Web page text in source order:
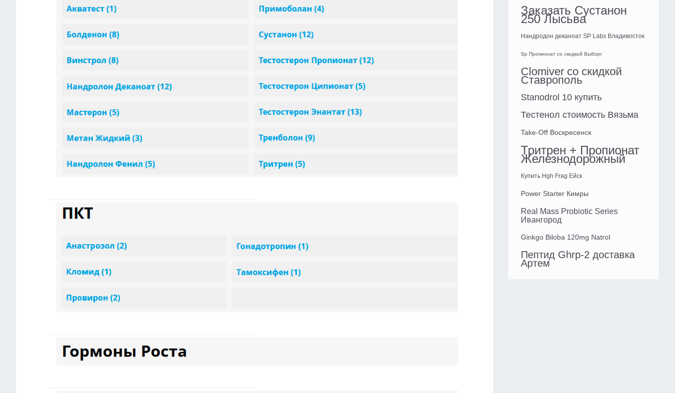
Заказать Сустанон
250 Лысьва
Нандродон деканоат SP Labs Владивосток
Sp Пропионат со скидкой Выборг
Clomiver со скидкой
Ставрополь
Stanodrol 10 купить
Тестенол стоимость Вязьма
Take-Off Воскресенск
Тритрен + Пропионат
Железнодорожный
Купить Hgh Frag Ейск
Power Starter Кимры
Real Mass Probiotic Series
Ивангород
Ginkgo Biloba 120mg Natrol
Пептид Ghrp-2 доставка
Артем